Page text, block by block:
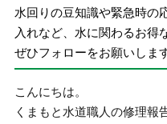
水回りの豆知識や緊急時の
入れなど、水に関わるお得
ぜひフォローをお願いしま
こんにちは。
くまもと水道職人の修理報